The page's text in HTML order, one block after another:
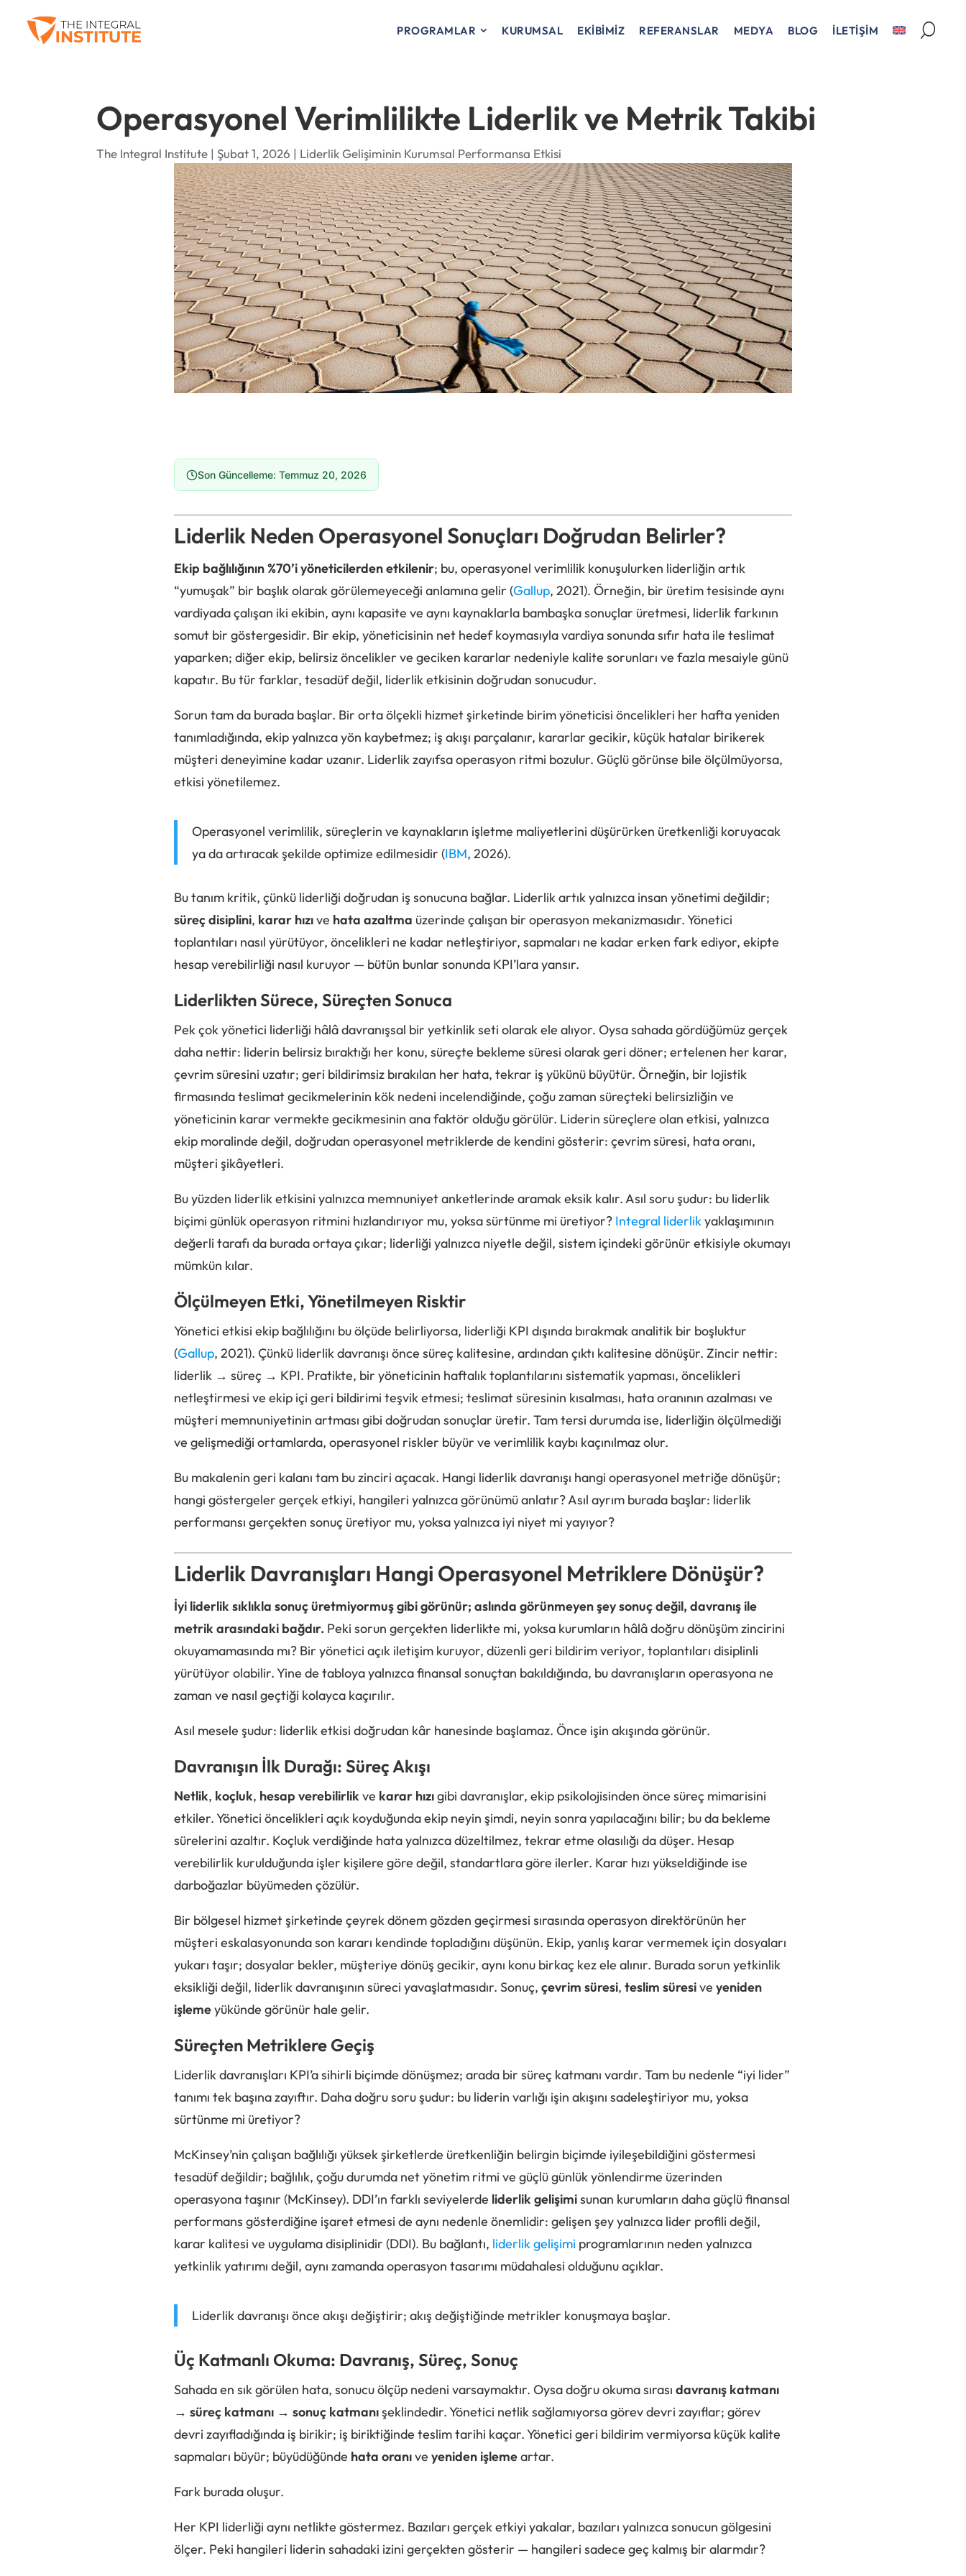
PROGRAMLAR KURUMSAL EKİBİMİZ REFERANSLAR MEDYA BLOG İLETİŞİM
Operasyonel Verimlilikte Liderlik ve Metrik Takibi
The Integral Institute | Şubat 1, 2026 | Liderlik Gelişiminin Kurumsal Performansa Etkisi
Son Güncelleme: Temmuz 20, 2026
Liderlik Neden Operasyonel Sonuçları Doğrudan Belirler?
Ekip bağlılığının %70’i yöneticilerden etkilenir; bu, operasyonel verimlilik konuşulurken liderliğin artık
“yumuşak” bir başlık olarak görülemeyeceği anlamına gelir (Gallup, 2021). Örneğin, bir üretim tesisinde aynı
vardiyada çalışan iki ekibin, aynı kapasite ve aynı kaynaklarla bambaşka sonuçlar üretmesi, liderlik farkının
somut bir göstergesidir. Bir ekip, yöneticisinin net hedef koymasıyla vardiya sonunda sıfır hata ile teslimat
yaparken; diğer ekip, belirsiz öncelikler ve geciken kararlar nedeniyle kalite sorunları ve fazla mesaiyle günü
kapatır. Bu tür farklar, tesadüf değil, liderlik etkisinin doğrudan sonucudur.
Sorun tam da burada başlar. Bir orta ölçekli hizmet şirketinde birim yöneticisi öncelikleri her hafta yeniden
tanımladığında, ekip yalnızca yön kaybetmez; iş akışı parçalanır, kararlar gecikir, küçük hatalar birikerek
müşteri deneyimine kadar uzanır. Liderlik zayıfsa operasyon ritmi bozulur. Güçlü görünse bile ölçülmüyorsa,
etkisi yönetilemez.
Operasyonel verimlilik, süreçlerin ve kaynakların işletme maliyetlerini düşürürken üretkenliği koruyacak
ya da artıracak şekilde optimize edilmesidir (IBM, 2026).
Bu tanım kritik, çünkü liderliği doğrudan iş sonucuna bağlar. Liderlik artık yalnızca insan yönetimi değildir;
süreç disiplini, karar hızıve hata azaltma üzerinde çalışan bir operasyon mekanizmasıdır. Yönetici
toplantıları nasıl yürütüyor, öncelikleri ne kadar netleştiriyor, sapmaları ne kadar erken fark ediyor, ekipte
hesap verebilirliği nasıl kuruyor — bütün bunlar sonunda KPI’lara yansır.
Liderlikten Sürece, Süreçten Sonuca
Pek çok yönetici liderliği hâlâ davranışsal bir yetkinlik seti olarak ele alıyor. Oysa sahada gördüğümüz gerçek
daha nettir: liderin belirsiz bıraktığı her konu, süreçte bekleme süresi olarak geri döner; ertelenen her karar,
çevrim süresini uzatır; geri bildirimsiz bırakılan her hata, tekrar iş yükünü büyütür. Örneğin, bir lojistik
firmasında teslimat gecikmelerinin kök nedeni incelendiğinde, çoğu zaman süreçteki belirsizliğin ve
yöneticinin karar vermekte gecikmesinin ana faktör olduğu görülür. Liderin süreçlere olan etkisi, yalnızca
ekip moralinde değil, doğrudan operasyonel metriklerde de kendini gösterir: çevrim süresi, hata oranı,
müşteri şikâyetleri.
Bu yüzden liderlik etkisini yalnızca memnuniyet anketlerinde aramak eksik kalır. Asıl soru şudur: bu liderlik
biçimi günlük operasyon ritmini hızlandırıyor mu, yoksa sürtünme mi üretiyor? Integral liderlikyaklaşımının
değerli tarafı da burada ortaya çıkar; liderliği yalnızca niyetle değil, sistem içindeki görünür etkisiyle okumayı
mümkün kılar.
Ölçülmeyen Etki, Yönetilmeyen Risktir
Yönetici etkisi ekip bağlılığını bu ölçüde belirliyorsa, liderliği KPI dışında bırakmak analitik bir boşluktur
(Gallup, 2021). Çünkü liderlik davranışı önce süreç kalitesine, ardından çıktı kalitesine dönüşür. Zincir nettir:
liderlik → süreç → KPI. Pratikte, bir yöneticinin haftalık toplantılarını sistematik yapması, öncelikleri
netleştirmesi ve ekip içi geri bildirimi teşvik etmesi; teslimat süresinin kısalması, hata oranının azalması ve
müşteri memnuniyetinin artması gibi doğrudan sonuçlar üretir. Tam tersi durumda ise, liderliğin ölçülmediği
ve gelişmediği ortamlarda, operasyonel riskler büyür ve verimlilik kaybı kaçınılmaz olur.
Bu makalenin geri kalanı tam bu zinciri açacak. Hangi liderlik davranışı hangi operasyonel metriğe dönüşür;
hangi göstergeler gerçek etkiyi, hangileri yalnızca görünümü anlatır? Asıl ayrım burada başlar: liderlik
performansı gerçekten sonuç üretiyor mu, yoksa yalnızca iyi niyet mi yayıyor?
Liderlik Davranışları Hangi Operasyonel Metriklere Dönüşür?
İyi liderlik sıklıkla sonuç üretmiyormuş gibi görünür; aslında görünmeyen şey sonuç değil, davranış ile
metrik arasındaki bağdır. Peki sorun gerçekten liderlikte mi, yoksa kurumların hâlâ doğru dönüşüm zincirini
okuyamamasında mı? Bir yönetici açık iletişim kuruyor, düzenli geri bildirim veriyor, toplantıları disiplinli
yürütüyor olabilir. Yine de tabloya yalnızca finansal sonuçtan bakıldığında, bu davranışların operasyona ne
zaman ve nasıl geçtiği kolayca kaçırılır.
Asıl mesele şudur: liderlik etkisi doğrudan kâr hanesinde başlamaz. Önce işin akışında görünür.
Davranışın İlk Durağı: Süreç Akışı
Netlik, koçluk, hesap verebilirlikve karar hızıgibi davranışlar, ekip psikolojisinden önce süreç mimarisini
etkiler. Yönetici öncelikleri açık koyduğunda ekip neyin şimdi, neyin sonra yapılacağını bilir; bu da bekleme
sürelerini azaltır. Koçluk verdiğinde hata yalnızca düzeltilmez, tekrar etme olasılığı da düşer. Hesap
verebilirlik kurulduğunda işler kişilere göre değil, standartlara göre ilerler. Karar hızı yükseldiğinde ise
darboğazlar büyümeden çözülür.
Bir bölgesel hizmet şirketinde çeyrek dönem gözden geçirmesi sırasında operasyon direktörünün her
müşteri eskalasyonunda son kararı kendinde topladığını düşünün. Ekip, yanlış karar vermemek için dosyaları
yukarı taşır; dosyalar bekler, müşteriye dönüş gecikir, aynı konu birkaç kez ele alınır. Burada sorun yetkinlik
eksikliği değil, liderlik davranışının süreci yavaşlatmasıdır. Sonuç, çevrim süresi, teslim süresive yeniden
işlemeyükünde görünür hale gelir.
Süreçten Metriklere Geçiş
Liderlik davranışları KPI’a sihirli biçimde dönüşmez; arada bir süreç katmanı vardır. Tam bu nedenle “iyi lider”
tanımı tek başına zayıftır. Daha doğru soru şudur: bu liderin varlığı işin akışını sadeleştiriyor mu, yoksa
sürtünme mi üretiyor?
McKinsey’nin çalışan bağlılığı yüksek şirketlerde üretkenliğin belirgin biçimde iyileşebildiğini göstermesi
tesadüf değildir; bağlılık, çoğu durumda net yönetim ritmi ve güçlü günlük yönlendirme üzerinden
operasyona taşınır (McKinsey). DDI’ın farklı seviyelerde liderlik gelişimisunan kurumların daha güçlü finansal
performans gösterdiğine işaret etmesi de aynı nedenle önemlidir: gelişen şey yalnızca lider profili değil,
karar kalitesi ve uygulama disiplinidir (DDI). Bu bağlantı, liderlik gelişimi programlarının neden yalnızca
yetkinlik yatırımı değil, aynı zamanda operasyon tasarımı müdahalesi olduğunu açıklar.
Liderlik davranışı önce akışı değiştirir; akış değiştiğinde metrikler konuşmaya başlar.
Üç Katmanlı Okuma: Davranış, Süreç, Sonuç
Sahada en sık görülen hata, sonucu ölçüp nedeni varsaymaktır. Oysa doğru okuma sırası davranış katmanı
→ süreç katmanı → sonuç katmanışeklindedir. Yönetici netlik sağlamıyorsa görev devri zayıflar; görev
devri zayıfladığında iş birikir; iş biriktiğinde teslim tarihi kaçar. Yönetici geri bildirim vermiyorsa küçük kalite
sapmaları büyür; büyüdüğünde hata oranıve yeniden işlemeartar.
Fark burada oluşur.
Her KPI liderliği aynı netlikte göstermez. Bazıları gerçek etkiyi yakalar, bazıları yalnızca sonucun gölgesini
ölçer. Peki hangileri liderin sahadaki izini gerçekten gösterir — hangileri sadece geç kalmış bir alarmdır?